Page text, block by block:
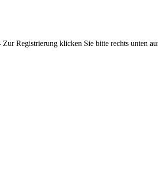
Registrierung klicken Sie bitte rechts unten